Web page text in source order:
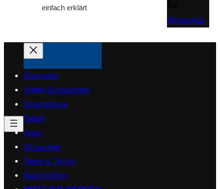
einfach erklärt
WhatsApp
Startseite
Video-Schulungen
Smartphone
Tablet
Apps
Sicherheit
Tipps & Tricks
Nachrichten